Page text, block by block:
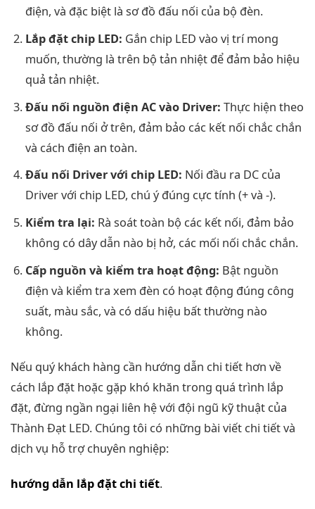
điện, và đặc biệt là sơ đồ đấu nối của bộ đèn.
Lắp đặt chip LED: Gắn chip LED vào vị trí mong
muốn, thường là trên bộ tản nhiệt để đảm bảo hiệu
quả tản nhiệt.
Đấu nối nguồn điện AC vào Driver: Thực hiện theo
sơ đồ đấu nối ở trên, đảm bảo các kết nối chắc chắn
và cách điện an toàn.
Đấu nối Driver với chip LED: Nối đầu ra DC của
Driver với chip LED, chú ý đúng cực tính (+ và -).
Kiểm tra lại: Rà soát toàn bộ các kết nối, đảm bảo
không có dây dẫn nào bị hở, các mối nối chắc chắn.
Cấp nguồn và kiểm tra hoạt động: Bật nguồn
điện và kiểm tra xem đèn có hoạt động đúng công
suất, màu sắc, và có dấu hiệu bất thường nào
không.
Nếu quý khách hàng cần hướng dẫn chi tiết hơn về
cách lắp đặt hoặc gặp khó khăn trong quá trình lắp
đặt, đừng ngần ngại liên hệ với đội ngũ kỹ thuật của
Thành Đạt LED. Chúng tôi có những bài viết chi tiết và
dịch vụ hỗ trợ chuyên nghiệp:
hướng dẫn lắp đặt chi tiết.